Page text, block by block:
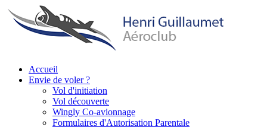
Aller
au
contenu
Main
navigation
Accueil
Envie de voler ?
Vol d'initiation
Vol découverte
Wingly Co-avionnage
Formulaires d'Autorisation Parentale